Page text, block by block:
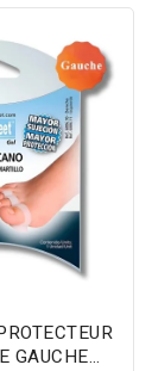
GAUCHE